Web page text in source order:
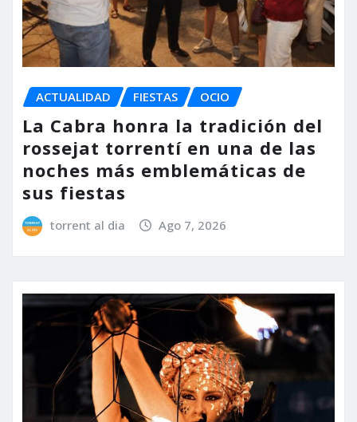
ACTUALIDAD FIESTAS OCIO
La Cabra honra la tradición del
rossejat torrentí en una de las
noches más emblemáticas de
sus fiestas
torrent al dia Ago 7, 2026